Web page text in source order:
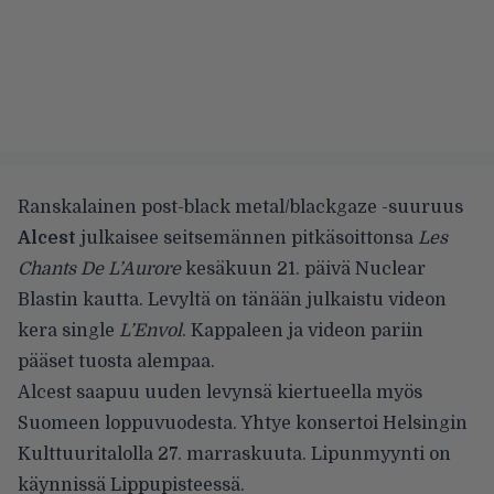
Ranskalainen post-black metal/blackgaze -suuruus
Alcest julkaisee seitsemännen pitkäsoittonsa Les
Chants De L’Aurorekesäkuun 21. päivä Nuclear
Blastin kautta. Levyltä on tänään julkaistu videon
kera single L’Envol. Kappaleen ja videon pariin
pääset tuosta alempaa.
Alcest saapuu uuden levynsä kiertueella myös
Suomeen loppuvuodesta. Yhtye konsertoi Helsingin
Kulttuuritalolla 27. marraskuuta. Lipunmyynti on
käynnissä Lippupisteessä.